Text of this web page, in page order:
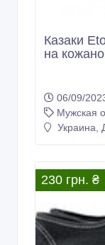
Казаки
на
06/09/
Мужская
Украина,
230 грн. ₴